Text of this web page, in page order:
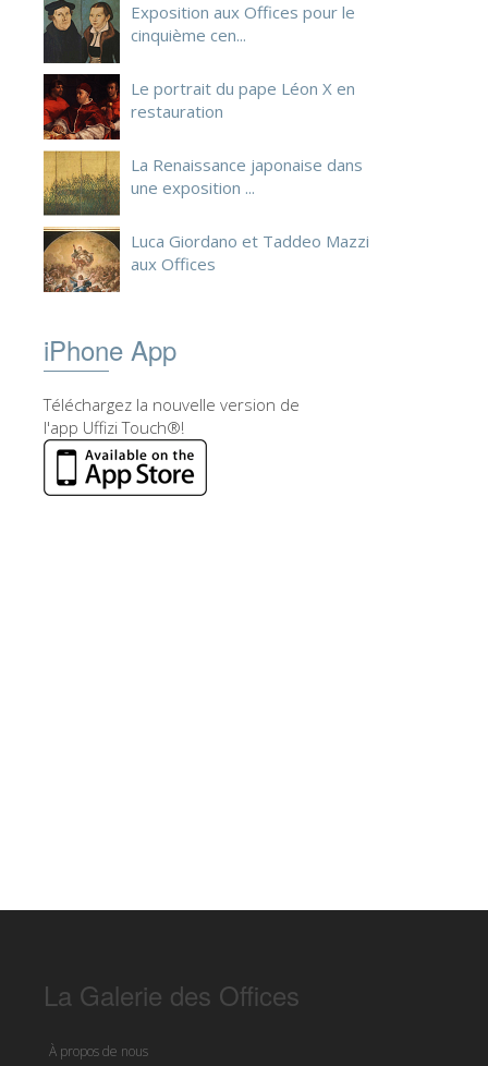
Exposition aux Offices pour le
cinquième cen...
Le portrait du pape Léon X en
restauration
La Renaissance japonaise dans
une exposition ...
Luca Giordano et Taddeo Mazzi
aux Offices
iPhone App
Téléchargez la nouvelle version de
l'app Uffizi Touch®!
La Galerie des Offices
À propos de nous